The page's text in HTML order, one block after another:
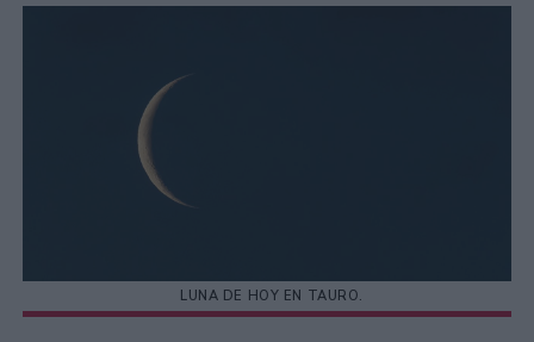
LUNA DE HOY EN TAURO.